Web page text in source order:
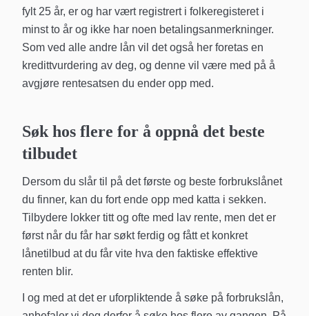
fylt 25 år, er og har vært registrert i folkeregisteret i
minst to år og ikke har noen betalingsanmerkninger.
Som ved alle andre lån vil det også her foretas en
kredittvurdering av deg, og denne vil være med på å
avgjøre rentesatsen du ender opp med.
Søk hos flere for å oppnå det beste
tilbudet
Dersom du slår til på det første og beste forbrukslånet
du finner, kan du fort ende opp med katta i sekken.
Tilbydere lokker titt og ofte med lav rente, men det er
først når du får har søkt ferdig og fått et konkret
lånetilbud at du får vite hva den faktiske effektive
renten blir.
I og med at det er uforpliktende å søke på forbrukslån,